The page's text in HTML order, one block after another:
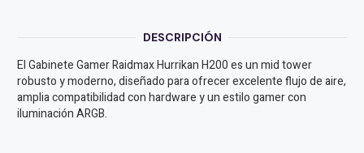
DESCRIPCIÓN
El Gabinete Gamer Raidmax Hurrikan H200 es un mid tower
robusto y moderno, diseñado para ofrecer excelente flujo de aire,
amplia compatibilidad con hardware y un estilo gamer con
iluminación ARGB.